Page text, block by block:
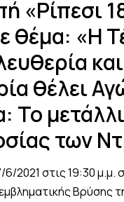
«Ρίπεσι
θέμα: «Η
θέλει
Το
των
6/2021 στις 19:30 μ.μ.
Βρύσης